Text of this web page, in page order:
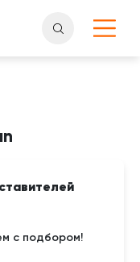
с подбором!